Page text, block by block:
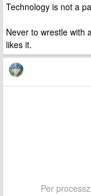
Technology is not a
Never to wrestle with
likes it.
Per